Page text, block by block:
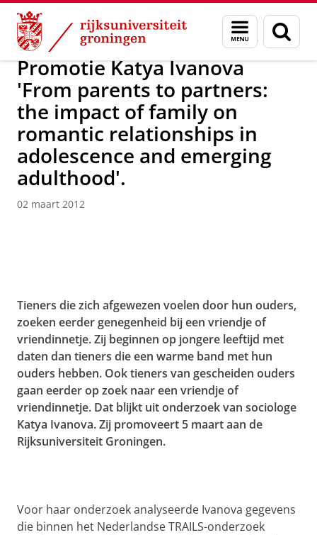
Skip
Content
Skip
Navigation
Menu
en
zoeken
Over ons Actueel Nieuws Nieuwsberichten
Promotie Katya Ivanova
'From parents to partners:
the impact of family on
romantic relationships in
adolescence and emerging
adulthood'.
02 maart 2012
Tieners die zich afgewezen voelen door hun ouders,
zoeken eerder genegenheid bij een vriendje of
vriendinnetje. Zij beginnen op jongere leeftijd met
daten dan tieners die een warme band met hun
ouders hebben. Ook tieners van gescheiden ouders
gaan eerder op zoek naar een vriendje of
vriendinnetje. Dat blijkt uit onderzoek van sociologe
Katya Ivanova. Zij promoveert 5 maart aan de
Rijksuniversiteit Groningen.
Voor haar onderzoek analyseerde Ivanova gegevens
die binnen het Nederlandse TRAILS-onderzoek